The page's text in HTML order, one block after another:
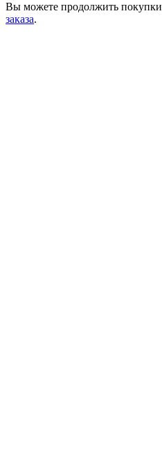
Вы можете продолжить покупки
заказа.